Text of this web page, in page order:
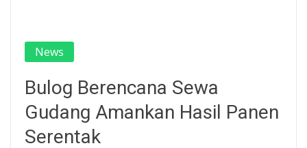
News
Bulog Berencana Sewa
Gudang Amankan Hasil Panen
Serentak